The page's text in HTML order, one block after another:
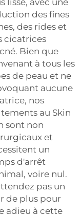
lisse, avec une
des fines
des rides et
cicatrices
Bien que
à tous les
de peau et ne
aucune
nos
au Skin
sont non
et
un
d'arrêt
voire nul.
pas un
de plus pour
adieu à cette